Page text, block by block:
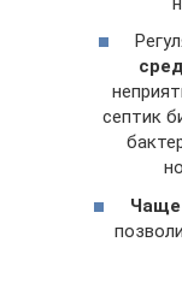
септик
Чаще